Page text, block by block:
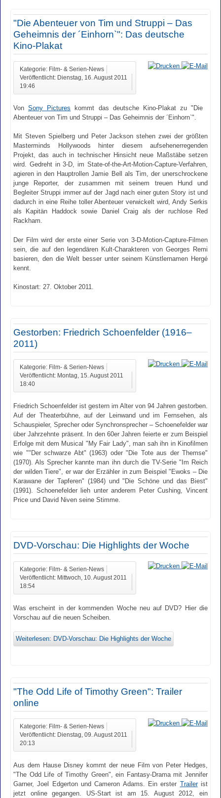
"Die Abenteuer von Tim und Struppi – Das
Geheimnis der ´Einhorn`": Das deutsche
Kino-Plakat
Kategorie: Film- & Serien-News
Veröffentlicht: Dienstag, 16. August 2011
19:46
VonSony Pictures kommt das deutsche Kino-Plakat zu "Die
Abenteuer von Tim und Struppi – Das Geheimnis der ´Einhorn`".
Mit Steven Spielberg und Peter Jackson stehen zwei der größten
Masterminds Hollywoods hinter diesem aufsehenerregenden
Projekt, das auch in technischer Hinsicht neue Maßstäbe setzen
wird. Gedreht in 3-D, im State-of-the-Art-Motion-Capture-Verfahren,
agieren in den Hauptrollen Jamie Bell als Tim, der unerschrockene
junge Reporter, der zusammen mit seinem treuen Hund und
Begleiter Struppi immer auf der Jagd nach einer guten Story ist und
dadurch in eine Reihe toller Abenteuer verwickelt wird, Andy Serkis
als Kapitän Haddock sowie Daniel Craig als der ruchlose Red
Rackham.
Der Film wird der erste einer Serie von 3-D-Motion-Capture-Filmen
sein, die auf den legendären Kult-Charakteren von Georges Remi
basieren, den die Welt besser unter seinem Künstlernamen Hergé
kennt.
Kinostart: 27. Oktober 2011.
Gestorben: Friedrich Schoenfelder (1916–
2011)
Kategorie: Film- & Serien-News
Veröffentlicht: Montag, 15. August 2011
18:40
Friedrich Schoenfelder ist gestern im Alter von 94 Jahren gestorben.
Auf der Theaterbühne, auf der Leinwand und im Fernsehen, als
Schauspieler, Sprecher oder Synchronsprecher – Schoenefelder war
über Jahrzehnte präsent. In den 60er Jahren feierte er zum Beispiel
Erfolge mit dem Musical "My Fair Lady", man sah ihn in Kinofilmen
wie ""Der schwarze Abt" (1963) oder "Die Tote aus der Themse"
(1970). Als Sprecher kannte man ihn durch die TV-Serie "Im Reich
der wilden Tiere", er war der Erzähler in zum Beispiel "Ewoks – Die
Karawane der Tapferen" (1984) und "Die Schöne und das Biest"
(1991). Schoenefelder lieh unter anderem Peter Cushing, Vincent
Price und David Niven seine Stimme.
DVD-Vorschau: Die Highlights der Woche
Kategorie: Film- & Serien-News
Veröffentlicht: Mittwoch, 10. August 2011
18:54
Was erscheint in der kommenden Woche neu auf DVD? Hier die
Vorschau auf die neuen Scheiben.
Weiterlesen: DVD-Vorschau: Die Highlights der Woche
"The Odd Life of Timothy Green": Trailer
online
Kategorie: Film- & Serien-News
Veröffentlicht: Dienstag, 09. August 2011
20:13
Aus dem Hause Disney kommt der neue Film von Peter Hedges,
"The Odd Life of Timothy Green", ein Fantasy-Drama mit Jennifer
Garner, Joel Edgerton und Cameron Adams. Ein erster Trailerist
jetzt online gegangen. US-Start ist am 15. August 2012, ein